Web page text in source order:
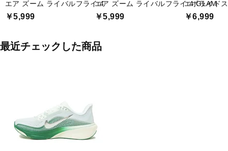
エア ズーム ライバルフライ 4
￥5,999
エア ズーム ライバルフライ 4 GLAM
￥5,999
エボライド
￥6,999
最近チェックした商品